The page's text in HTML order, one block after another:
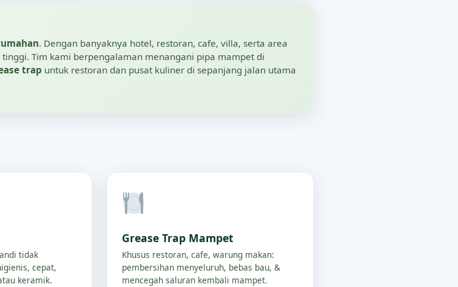
. Dengan banyaknya hotel, restoran, cafe, villa, serta area
Tim kami berpengalaman menangani pipa mampet di
trap untuk restoran dan pusat kuliner di sepanjang jalan utama
tidak
cepat,
keramik.
Grease Trap Mampet
Khusus restoran, cafe, warung makan:
pembersihan menyeluruh, bebas bau, &
mencegah saluran kembali mampet.